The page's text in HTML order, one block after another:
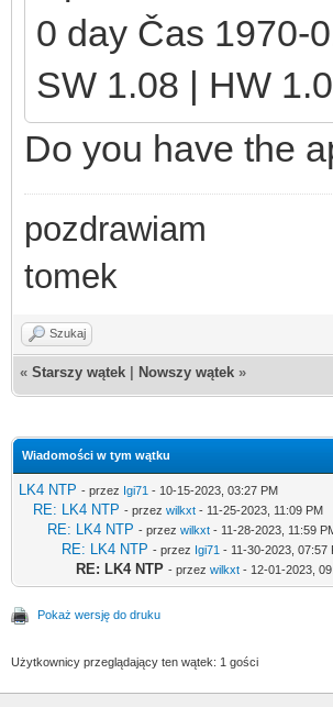
0 day Čas 1970-
SW 1.08 | HW 1.0
Do you have the
pozdrawiam
tomek
Szukaj
« Starszy wątek Nowszy wątek »
Wiadomości w tym wątku
LK4 NTP - przez Igi71 - 10-15-2023, 03:27 PM
RE: LK4 NTP - przez wilkxt - 11-25-2023, 11:09 PM
RE: LK4 NTP - przez wilkxt - 11-28-2023, 11:59
RE: LK4 NTP - przez Igi71 - 11-30-2023, 07:57
RE: LK4 NTP - przez wilkxt - 12-01-2023,
Pokaż wersję do druku
Użytkownicy przeglądający ten wątek: 1 gości